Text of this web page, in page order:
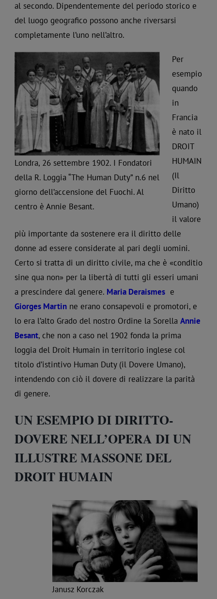
al secondo. Dipendentemente del periodo storico e
del luogo geografico possono anche riversarsi
completamente l’uno nell’altro.
Londra, 26 settembre 1902. I Fondatori
della R. Loggia “The Human Duty” n.6 nel
giorno dell’accensione del Fuochi. Al
centro è Annie Besant.
Per
esempio
quando
in
Francia
è nato il
DROIT
HUMAIN
(Il
Diritto
Umano)
il valore
più importante da sostenere era il diritto delle
donne ad essere considerate al pari degli uomini.
Certo si tratta di un diritto civile, ma che è «conditio
sine qua non» per la libertà di tutti gli esseri umani
a prescindere dal genere. Maria Deraismes e
Giorges Martin ne erano consapevoli e promotori, e
lo era l’alto Grado del nostro Ordine la Sorella Annie
Besant, che non a caso nel 1902 fonda la prima
loggia del Droit Humain in territorio inglese col
titolo d’istintivo Human Duty (il Dovere Umano),
intendendo con ciò il dovere di realizzare la parità
di genere.
UN ESEMPIO DI DIRITTO-
DOVERE NELL’OPERA DI UN
ILLUSTRE MASSONE DEL
DROIT HUMAIN
Janusz Korczak